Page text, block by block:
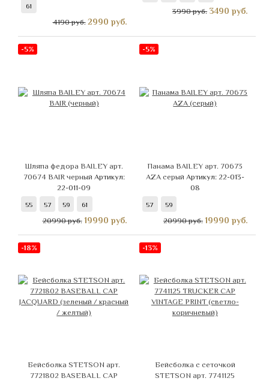
61
4190 руб. 2990 руб.
3990 руб. 3490 руб.
-5%
Шляпа федора BAILEY арт.
70674 BAIR черный Артикул:
22-011-09
55 57 59 61
20990 руб. 19990 руб.
-5%
Панама BAILEY арт. 70673
AZA серый Артикул: 22-013-
08
57 59
20990 руб. 19990 руб.
-18%
Бейсболка STETSON арт.
7721802 BASEBALL CAP
-13%
Бейсболка с сеточкой
STETSON арт. 7741125